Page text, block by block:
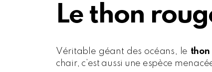
Le thon
Véritable géant des océans, le thon
chair, c’est aussi une espèce